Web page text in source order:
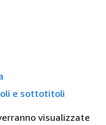
e sottotitoli
visualizzate